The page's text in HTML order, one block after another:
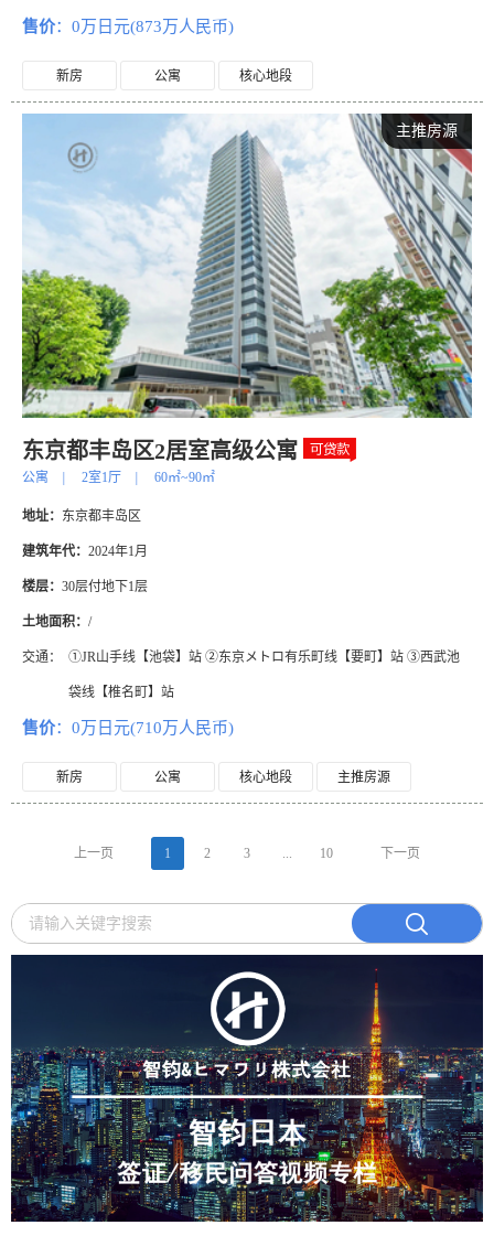
售价：0万日元(873万人民币)
新房 公寓 核心地段
主推房源
东京都丰岛区2居室高级公寓
公寓 | 2室1厅 | 60㎡~90㎡
地址： 东京都丰岛区
建筑年代： 2024年1月
楼层： 30层付地下1层
土地面积： /
交通： ①JR山手线【池袋】站 ②东京メトロ有乐町线【要町】站 ③西武池
袋线【椎名町】站
售价：0万日元(710万人民币)
新房 公寓 核心地段 主推房源
上一页 1 2 3 ... 10 下一页